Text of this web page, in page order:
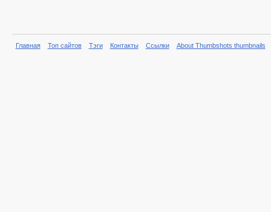
Главная Топ сайтов Тэги Контакты Ссылки About Thumbshots thumbnails